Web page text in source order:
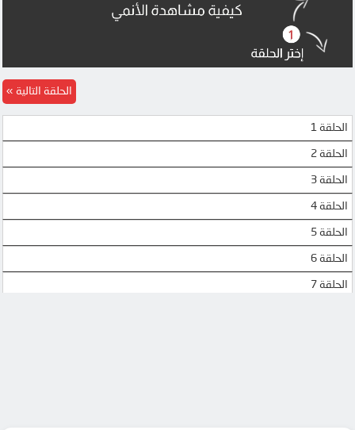
الحلقة 1
الحلقة 2
الحلقة 3
الحلقة 4
الحلقة 5
الحلقة 6
الحلقة 7
الحلقة التالية